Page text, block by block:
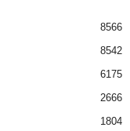
8566
8542
6175
2666
1804